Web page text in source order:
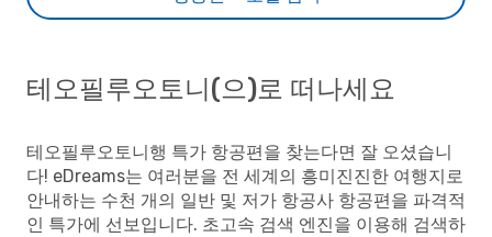
테오필루오토니(으)로 떠나세요
테오필루오토니행 특가 항공편을 찾는다면 잘 오셨습니
다! eDreams는 여러분을 전 세계의 흥미진진한 여행지로
안내하는 수천 개의 일반 및 저가 항공사 항공편을 파격적
인 특가에 선보입니다. 초고속 검색 엔진을 이용해 검색하